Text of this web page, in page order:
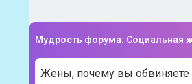
Мудрость форума: Социальная
Жены, почему вы обвиняете